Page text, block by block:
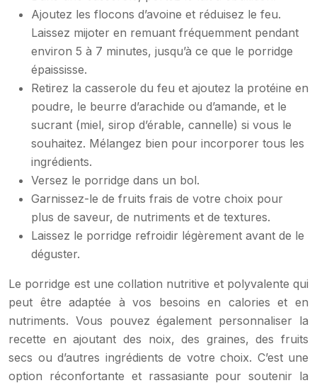
Ajoutez les flocons d’avoine et réduisez le feu.
Laissez mijoter en remuant fréquemment pendant
environ 5 à 7 minutes, jusqu’à ce que le porridge
épaississe.
Retirez la casserole du feu et ajoutez la protéine en
poudre, le beurre d’arachide ou d’amande, et le
sucrant (miel, sirop d’érable, cannelle) si vous le
souhaitez. Mélangez bien pour incorporer tous les
ingrédients.
Versez le porridge dans un bol.
Garnissez-le de fruits frais de votre choix pour
plus de saveur, de nutriments et de textures.
Laissez le porridge refroidir légèrement avant de le
déguster.
Le porridge est une collation nutritive et polyvalente qui
peut être adaptée à vos besoins en calories et en
nutriments. Vous pouvez également personnaliser la
recette en ajoutant des noix, des graines, des fruits
secs ou d’autres ingrédients de votre choix. C’est une
option réconfortante et rassasiante pour soutenir la